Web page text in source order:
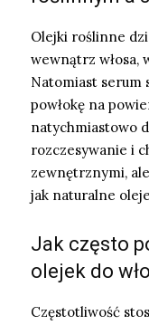
Olejki roślinne
wewnątrz włosa,
Natomiast serum
powłokę na
natychmiastowo
rozczesywanie i
zewnętrznymi,
jak naturalne
Jak często
olejek do
Częstotliwość